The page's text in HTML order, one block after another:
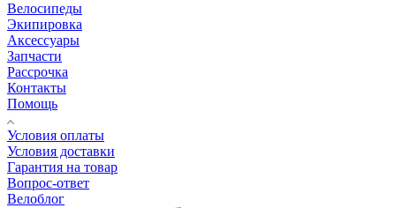
Велосипеды
Экипировка
Аксессуары
Запчасти
Рассрочка
Контакты
Помощь
Условия оплаты
Условия доставки
Гарантия на товар
Вопрос-ответ
Велоблог